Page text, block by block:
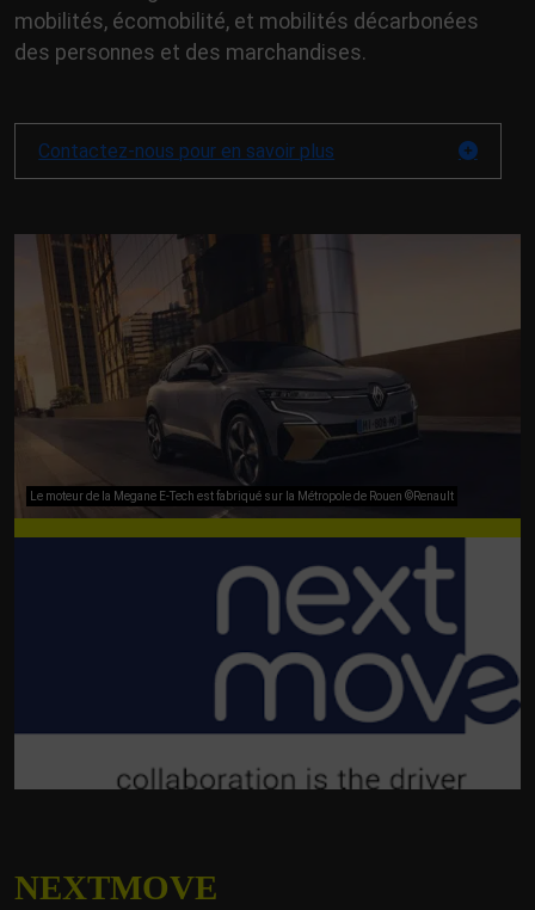
mobilités, écomobilité, et mobilités décarbonées
des personnes et des marchandises.
Contactez-nous pour en savoir plus
Le moteur de la Megane E-Tech est fabriqué sur la Métropole de Rouen ©Renault
NEXTMOVE